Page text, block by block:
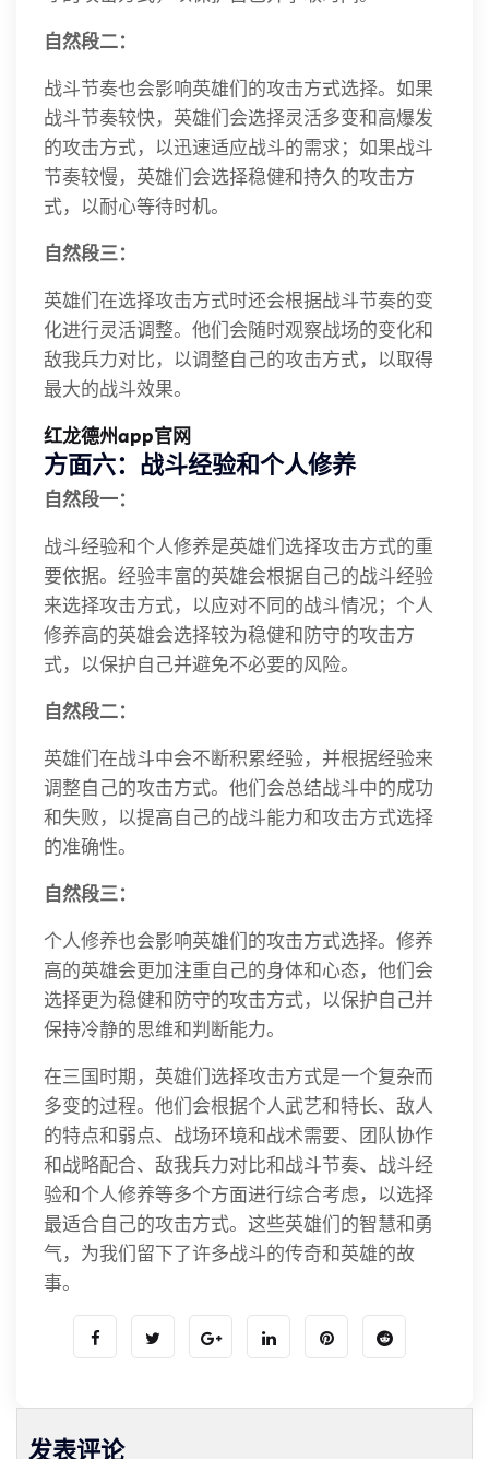
自然段二：
战斗节奏也会影响英雄们的攻击方式选择。如果
战斗节奏较快，英雄们会选择灵活多变和高爆发
的攻击方式，以迅速适应战斗的需求；如果战斗
节奏较慢，英雄们会选择稳健和持久的攻击方
式，以耐心等待时机。
自然段三：
英雄们在选择攻击方式时还会根据战斗节奏的变
化进行灵活调整。他们会随时观察战场的变化和
敌我兵力对比，以调整自己的攻击方式，以取得
最大的战斗效果。
红龙德州app官网
方面六：战斗经验和个人修养
自然段一：
战斗经验和个人修养是英雄们选择攻击方式的重
要依据。经验丰富的英雄会根据自己的战斗经验
来选择攻击方式，以应对不同的战斗情况；个人
修养高的英雄会选择较为稳健和防守的攻击方
式，以保护自己并避免不必要的风险。
自然段二：
英雄们在战斗中会不断积累经验，并根据经验来
调整自己的攻击方式。他们会总结战斗中的成功
和失败，以提高自己的战斗能力和攻击方式选择
的准确性。
自然段三：
个人修养也会影响英雄们的攻击方式选择。修养
高的英雄会更加注重自己的身体和心态，他们会
选择更为稳健和防守的攻击方式，以保护自己并
保持冷静的思维和判断能力。
在三国时期，英雄们选择攻击方式是一个复杂而
多变的过程。他们会根据个人武艺和特长、敌人
的特点和弱点、战场环境和战术需要、团队协作
和战略配合、敌我兵力对比和战斗节奏、战斗经
验和个人修养等多个方面进行综合考虑，以选择
最适合自己的攻击方式。这些英雄们的智慧和勇
气，为我们留下了许多战斗的传奇和英雄的故
事。
发表评论